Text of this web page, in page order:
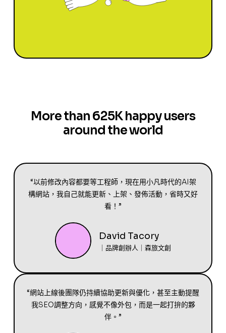
More than 625K happy users
around the world
“以前修改內容都要等工程師，現在用小凡時代的AI架
構網站，我自己就能更新、上架、發佈活動，省時又好
看！”
David Tacory
｜品牌創辦人｜森旅文創
“網站上線後團隊仍持續協助更新與優化，甚至主動提醒
我SEO調整方向，感覺不像外包，而是一起打拚的夥
伴。”